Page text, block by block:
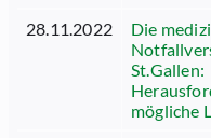
28.11.2022
Die
St.Gallen:
mögliche